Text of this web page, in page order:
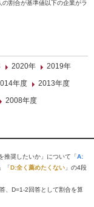
割合が基準値以下の企業がラ
2020年
2019年
年度
2013年度
2008年度
推奨したいか」について「A:
」「D:全く薦めたくない 」の4段
、D=1-2回答として割合を算